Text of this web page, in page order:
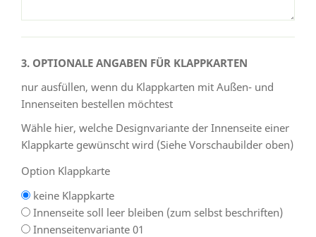
3. OPTIONALE ANGABEN FÜR KLAPPKARTEN
nur ausfüllen, wenn du Klappkarten mit Außen- und
Innenseiten bestellen möchtest
Wähle hier, welche Designvariante der Innenseite einer
Klappkarte gewünscht wird (Siehe Vorschaubilder oben)
Option Klappkarte
keine Klappkarte
Innenseite soll leer bleiben (zum selbst beschriften)
Innenseitenvariante 01